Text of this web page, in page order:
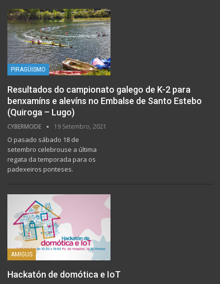
PIRAGÜISMO
Resultados do campionato galego de K-2 para
benxamíns e alevíns no Embalse de Santo Estebo
(Quiroga – Lugo)
CYBERMODE 19 Setembro, 2021
O pasado sábado 18 de
setembro celebrouse a última
regata da temporada para os
padexeiros ponteses.
AMIGUS
Hackatón de domótica e IoT